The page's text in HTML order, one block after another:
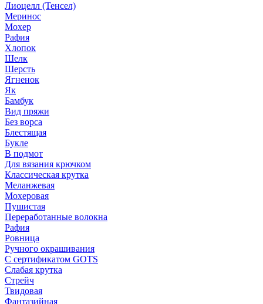
Лиоцелл (Тенсел)
Меринос
Мохер
Рафия
Хлопок
Шелк
Шерсть
Ягненок
Як
Бамбук
Вид пряжи
Без ворса
Блестящая
Букле
В подмот
Для вязания крючком
Классическая крутка
Меланжевая
Мохеровая
Пушистая
Переработанные волокна
Рафия
Ровница
Ручного окрашивания
С сертификатом GOTS
Слабая крутка
Стрейч
Твидовая
Фантазийная